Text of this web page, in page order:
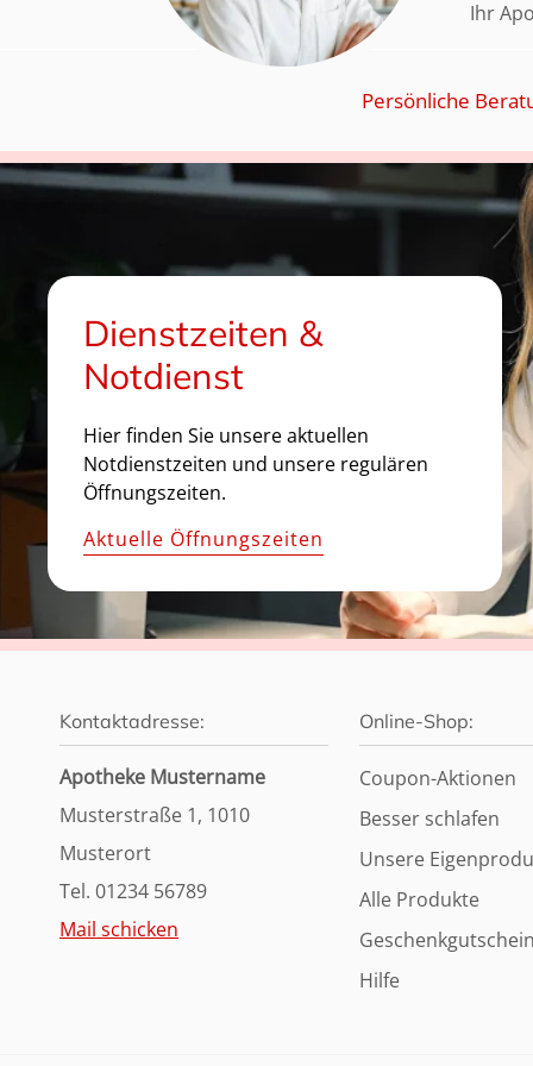
Ihr
Persönliche
Dienstzeiten &
Notdienst
Hier finden Sie unsere aktuellen
Notdienstzeiten und unsere regulären
Öffnungszeiten.
Aktuelle Öffnungszeiten
Kontaktadresse:
Apotheke Mustername
Musterstraße 1, 1010
Musterort
Tel. 01234 56789
Mail schicken
Online-Shop:
Coupon-Aktionen
Besser schlafen
Unsere
Alle Produkte
Hilfe